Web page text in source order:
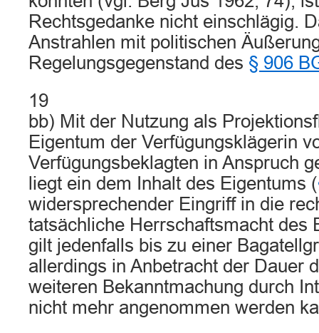
Rechtsgedanke nicht einschlägig.
Anstrahlen mit politischen
Regelungsgegenstand des § 906
19
bb) Mit der Nutzung als
Eigentum der Verfügungsklägerin
Verfügungsbeklagten in Anspruch
liegt ein dem Inhalt des Eigentums (
widersprechender Eingriff in die
tatsächliche Herrschaftsmacht des
gilt jedenfalls bis zu einer
allerdings in Anbetracht der Dauer
weiteren Bekanntmachung durch
nicht mehr angenommen werden